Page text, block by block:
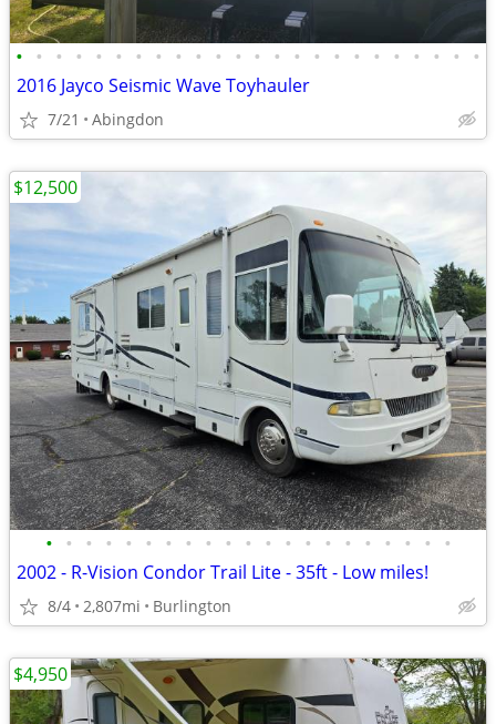
• • • • • • • • • • • • • • • • • • • • • • • •
2016 Jayco Seismic Wave Toyhauler
7/21 Abingdon
• • • • • • • • • • • • • • • • • • • • •
2002 - R-Vision Condor Trail Lite - 35ft - Low miles!
8/4 2,807mi Burlington
$12,500
$4,950